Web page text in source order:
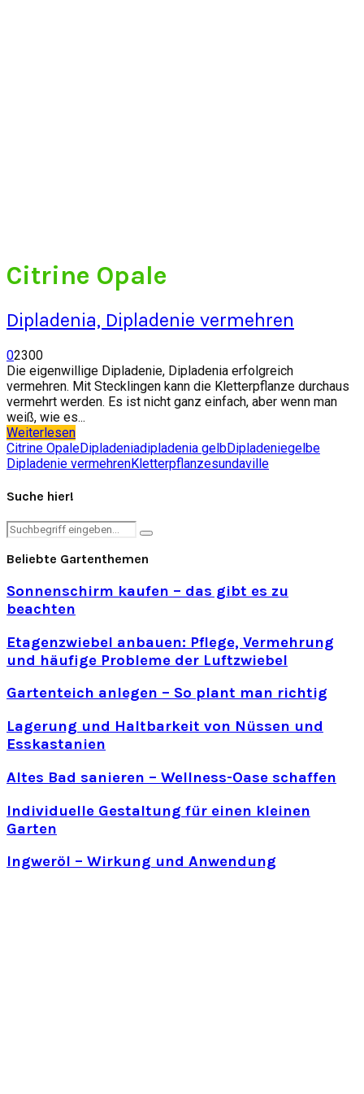
Citrine Opale
Dipladenia, Dipladenie vermehren
02300
Die eigenwillige Dipladenie, Dipladenia erfolgreich
vermehren. Mit Stecklingen kann die Kletterpflanze durchaus
vermehrt werden. Es ist nicht ganz einfach, aber wenn man
weiß, wie es...
Weiterlesen
Citrine OpaleDipladeniadipladenia gelbDipladeniegelbe
Dipladenie vermehrenKletterpflanzesundaville
Suche hier!
Search
Search
Beliebte Gartenthemen
Sonnenschirm kaufen – das gibt es zu
beachten
Etagenzwiebel anbauen: Pflege, Vermehrung
und häufige Probleme der Luftzwiebel
Gartenteich anlegen – So plant man richtig
Lagerung und Haltbarkeit von Nüssen und
Esskastanien
Altes Bad sanieren – Wellness-Oase schaffen
Individuelle Gestaltung für einen kleinen
Garten
Ingweröl – Wirkung und Anwendung